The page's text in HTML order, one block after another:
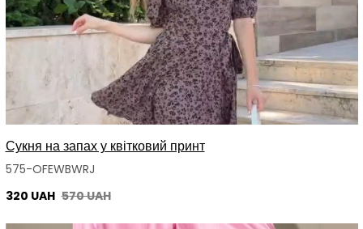
Сукня на запах у квітковий принт
575-OFEWBWRJ
320 UAH 570 UAH